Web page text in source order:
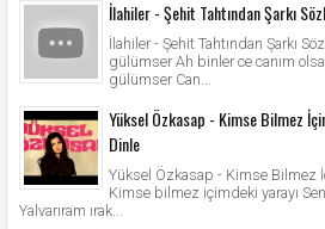
İlahiler - Şehit Tahtından Şarkı
İlahiler - Şehit Tahtından Şarkı
gülümser Ah binler ce canım
gülümser Can...
Yüksel Özkasap - Kimse Bilmez
Dinle
Yüksel Özkasap - Kimse Bilmez
Kimse bilmez içimdeki yarayı
Yalvarıram ırak...